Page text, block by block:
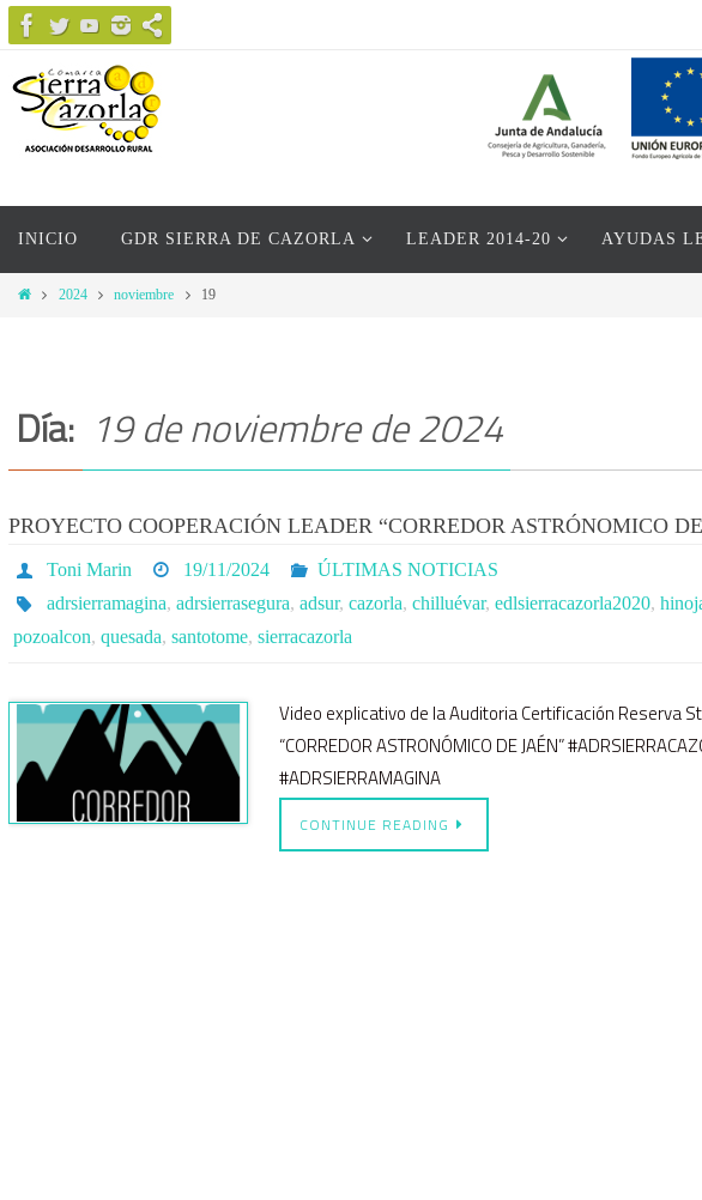
Ir
al
contenido
INICIO GDR SIERRA DE CAZORLA LEADER 2014-20 AYUDAS
Inicio2024 noviembre 19
Día: 19 de noviembre de 2024
PROYECTO COOPERACIÓN LEADER “CORREDOR ASTRÓNOMICO
Toni Marin 19/11/2024
ÚLTIMAS NOTICIAS
adrsierramagina, adrsierrasegura, adsur, cazorla, chilluévar, edlsierracazorla2020,
pozoalcon, quesada, santotome, sierracazorla
Video explicativo de la Auditoria Certificación Reserva
“CORREDOR ASTRONÓMICO DE JAÉN”
#ADRSIERRAMAGINA
CONTINUE READING